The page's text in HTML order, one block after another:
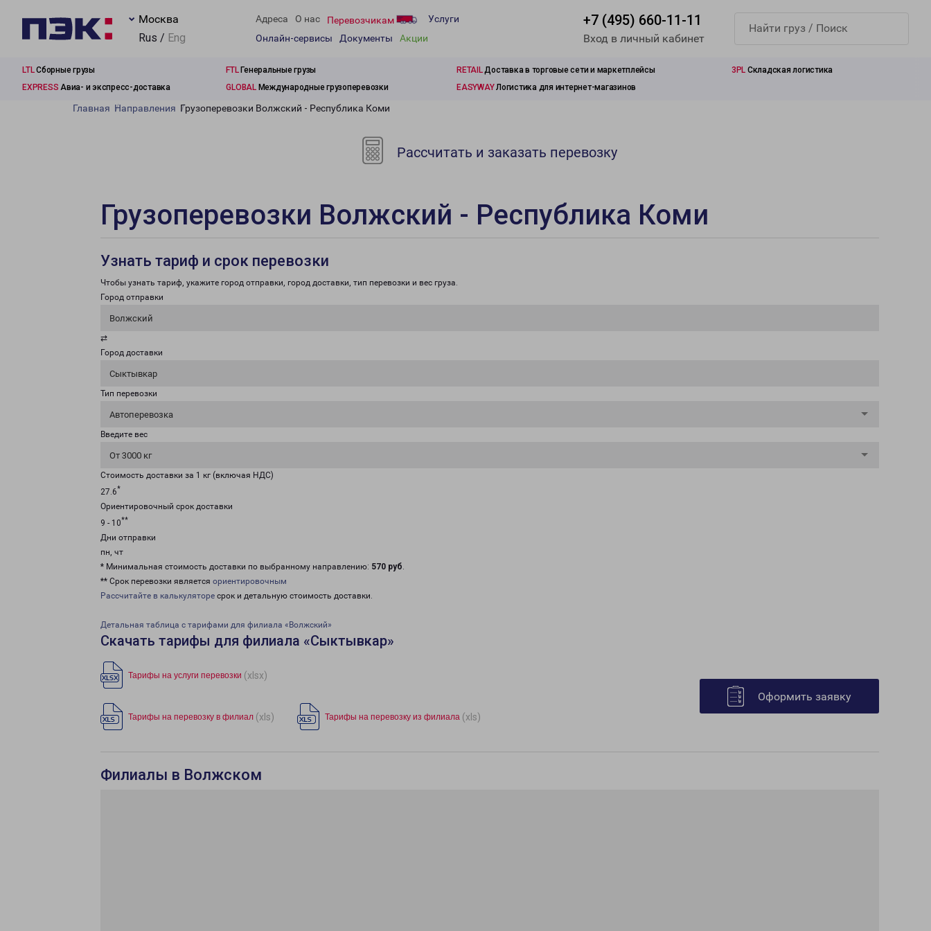
Москва
Rus / Eng
Адреса О нас Перевозчикам
Услуги
Онлайн-сервисы
Документы Акции
+7 (495) 660-11-11
Вход в личный кабинет
LTLСборные грузы FTLГенеральные грузы RETAILДоставка в торговые сети и маркетплейсы 3PL Складская логистика
EXPRESS Авиа- и экспресс-доставка GLOBALМеждународные грузоперевозки EASYWAYЛогистика для интернет-магазинов
Главная Направления Грузоперевозки Волжский - Республика Коми
Рассчитать и заказать перевозку
Грузоперевозки Волжский - Республика Коми
Узнать тариф и срок перевозки
Чтобы узнать тариф, укажите город отправки, город доставки, тип перевозки и вес груза.
Город отправки
Волжский
⇄
Город доставки
Сыктывкар
Тип перевозки
Автоперевозка
Введите вес
От 3000 кг
Стоимость доставки за 1 кг (включая НДС)
27.6*
Ориентировочный срок доставки
9 - 10**
Дни отправки
пн, чт
* Минимальная стоимость доставки по выбранному направлению: 570 руб.
** Срок перевозки является ориентировочным
Рассчитайте в калькуляторе срок и детальную стоимость доставки.
Детальная таблица с тарифами для филиала «Волжский»
Скачать тарифы для филиала «Сыктывкар»
Тарифы на услуги перевозки (xlsx)
Тарифы на перевозку в филиал (xls) Тарифы на перевозку из филиала (xls)
Оформить заявку
Филиалы в Волжском